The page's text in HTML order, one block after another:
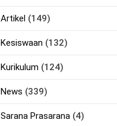
Artikel (149)
Kesiswaan (132)
Kurikulum (124)
News (339)
Sarana Prasarana (4)